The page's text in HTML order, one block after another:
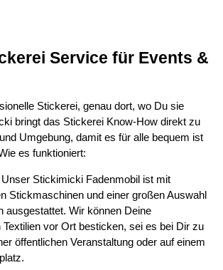
Service für Events &
Stickerei, genau dort, wo Du sie
bringt das Stickerei Know-How direkt zu
Umgebung, damit es für alle bequem ist
es funktioniert:
Unser Stickimicki Fadenmobil ist mit
Stickmaschinen und einer großen Auswahl
ausgestattet. Wir können Deine
Textilien vor Ort besticken, sei es bei Dir zu
öffentlichen Veranstaltung oder auf einem